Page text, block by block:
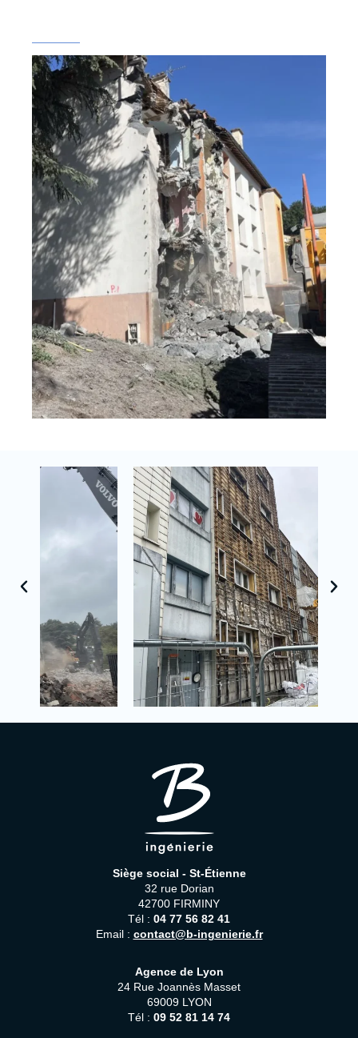
Siège social - St-Étienne
32 rue Dorian
42700 FIRMINY
Tél : 04 77 56 82 41
Email : contact@b-ingenierie.fr
Agence de Lyon
24 Rue Joannès Masset
69009 LYON
Tél : 09 52 81 14 74